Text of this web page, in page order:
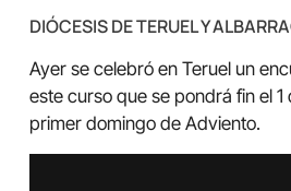
DIÓCESIS DE TERUEL Y
Ayer se celebró en Teruel un
este curso que se pondrá fin el
primer domingo de Adviento.